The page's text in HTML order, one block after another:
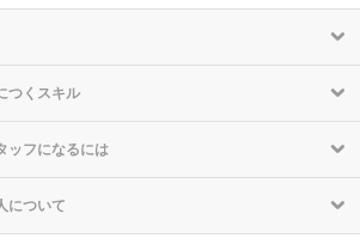
つくスキル
ッフになるには
について